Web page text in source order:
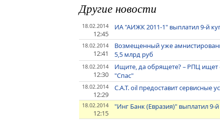
Другие новости
18.02.2014
12:45
ИА "АИЖК 2011-1" выплатил 9-й
18.02.2014
12:41
Возмещенный уже
5,5 млрд руб
18.02.2014
12:30
Ищите, да обрящете? – РПЦ ищет
"Спас"
18.02.2014
12:29
C.A.T. oil предоставит сервисные
18.02.2014
12:15
"Инг Банк (Евразия)" выплатил 9-